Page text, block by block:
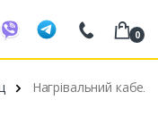
20 52 818
53 43 210
0
Нагрівальний